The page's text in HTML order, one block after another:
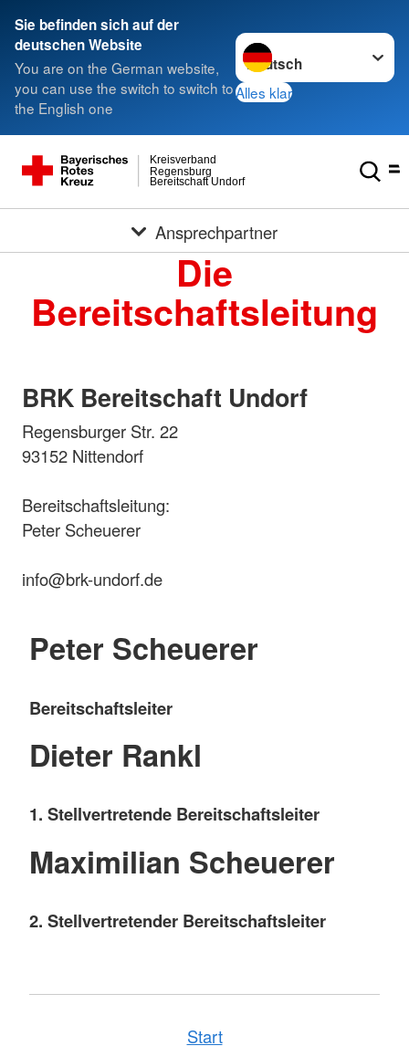
Sie befinden sich auf der
deutschen Website
You are on the German website,
you can use the switch to switch to
the English one
Sprache wechseln zu
Alles klar
Bereitschaft Undorf
Regensburg
Kreisverband
Ansprechpartner
Die
Bereitschaftsleitung
BRK Bereitschaft Undorf
Regensburger Str. 22
93152 Nittendorf
Bereitschaftsleitung:
Peter Scheuerer
info@brk-undorf.de
Peter Scheuerer
Bereitschaftsleiter
Dieter Rankl
1. Stellvertretende Bereitschaftsleiter
Maximilian Scheuerer
2. Stellvertretender Bereitschaftsleiter
Start